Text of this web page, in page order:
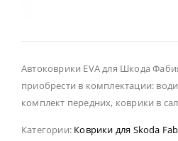
Автоковрики EVA для Шкода
приобрести в комплектации:
комплект передних, коврики в
Категории: Коврики для Skoda